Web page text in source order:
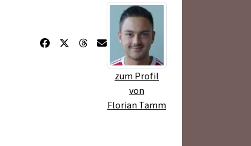
zum Profil
von
Florian Tamm